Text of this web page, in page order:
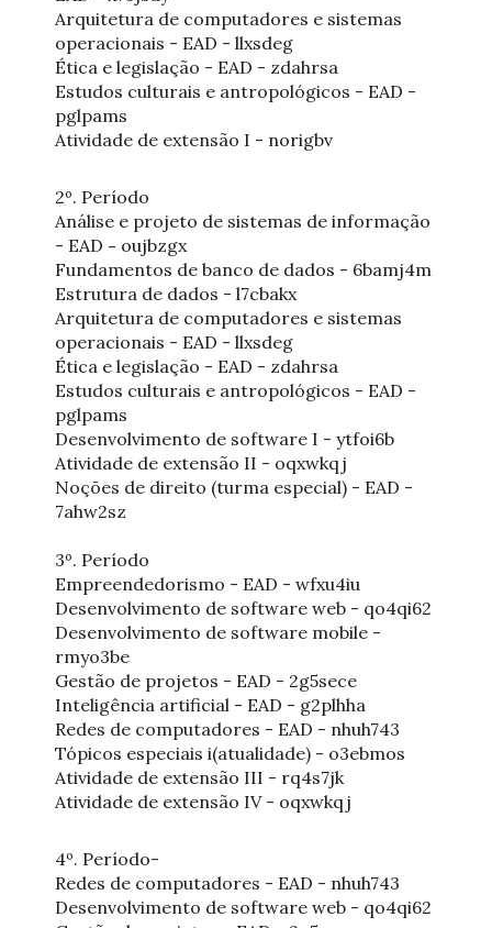
Arquitetura de computadores e sistemas
operacionais - EAD - llxsdeg
Ética e legislação - EAD - zdahrsa
Estudos culturais e antropológicos - EAD -
pglpams
Atividade de extensão I - norigbv
2º. Período
Análise e projeto de sistemas de informação
- EAD - oujbzgx
Fundamentos de banco de dados - 6bamj4m
Estrutura de dados - l7cbakx
Arquitetura de computadores e sistemas
operacionais - EAD - llxsdeg
Ética e legislação - EAD - zdahrsa
Estudos culturais e antropológicos - EAD -
pglpams
Desenvolvimento de software I - ytfoi6b
Atividade de extensão II - oqxwkqj
Noções de direito (turma especial) - EAD -
7ahw2sz
3º. Período
Empreendedorismo - EAD - wfxu4iu
Desenvolvimento de software web - qo4qi62
Desenvolvimento de software mobile -
rmyo3be
Gestão de projetos - EAD - 2g5sece
Inteligência artificial - EAD - g2plhha
Redes de computadores - EAD - nhuh743
Tópicos especiais i(atualidade) - o3ebmos
Atividade de extensão III - rq4s7jk
Atividade de extensão IV - oqxwkqj
4º. Período-
Redes de computadores - EAD - nhuh743
Desenvolvimento de software web - qo4qi62